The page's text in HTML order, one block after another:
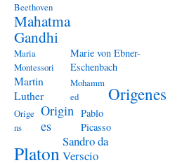
Beethoven
Mahatma
Gandhi
Maria
Montessori
Marie von Ebner-
Eschenbach
Martin
Luther
Mohamm
ed
Origenes
Orige
ns
Origin
es
Pablo
Picasso
Platon
Sandro da
Verscio